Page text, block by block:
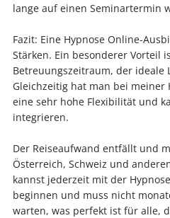
lange auf einen Seminartermin
Fazit: Eine Hypnose Online-
Stärken. Ein besonderer Vorteil
Betreuungszeitraum, der ideale
Gleichzeitig hat man bei
eine sehr hohe Flexibilität und
integrieren.
Der Reiseaufwand entfällt und
Österreich, Schweiz und
kannst jederzeit mit der
beginnen und muss nicht
warten, was perfekt ist für alle,